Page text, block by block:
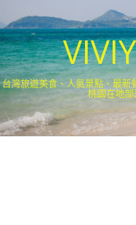
台灣旅遊美食、人氣景點、最
桃園在地